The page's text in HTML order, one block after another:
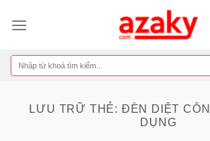
đến
dung
Tìm
kiếm:
LƯU TRỮ THẺ: ĐÈN DIỆT
DỤNG